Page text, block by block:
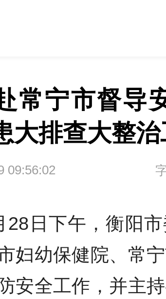
常宁市督导
大排查大整
09:56:02
28日下午，衡阳
妇幼保健院、常
安全工作，并主